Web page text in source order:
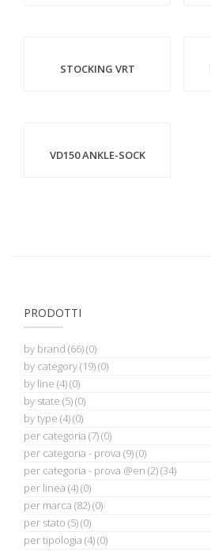
STOCKING VRT
VD150 ANKLE-SOCK
PRODOTTI
by brand (66)(0)
by category(19)(0)
by line (4)(0)
by state (5)(0)
by type (4)(0)
per categoria (7)(0)
per categoria - prova (9)(0)
per categoria - prova @en (2)(34)
per linea (4)(0)
per marca (82)(0)
per stato (5)(0)
per tipologia (4)(0)